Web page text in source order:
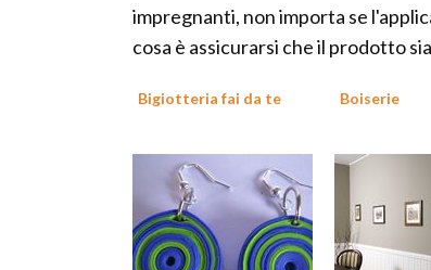
impregnanti, non importa se
cosa è assicurarsi che il prodotto
Bigiotteria fai da te Boiserie